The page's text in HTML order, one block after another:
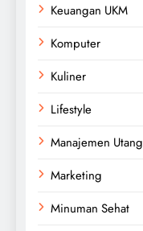
Keuangan UKM
Komputer
Kuliner
Lifestyle
Manajemen Utang
Marketing
Minuman Sehat